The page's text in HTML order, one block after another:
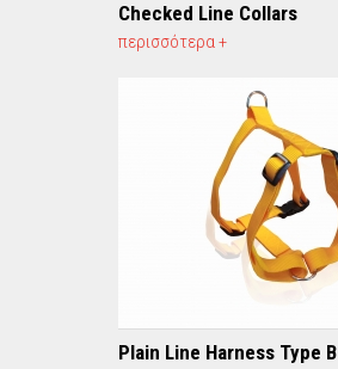
Checked Line Collars
περισσότερα +
Plain Line Harness Type B